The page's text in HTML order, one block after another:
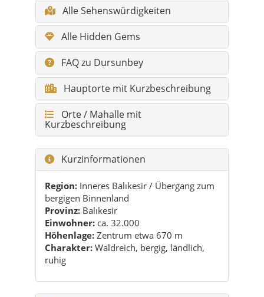
Alle Sehenswürdigkeiten
Alle Hidden Gems
FAQ zu Dursunbey
Hauptorte mit Kurzbeschreibung
Orte / Mahalle mit
Kurzbeschreibung
Kurzinformationen
Region: Inneres Balıkesir / Übergang zum
bergigen Binnenland
Provinz: Balıkesir
Einwohner: ca. 32.000
Höhenlage: Zentrum etwa 670 m
Charakter: Waldreich, bergig, ländlich,
ruhig